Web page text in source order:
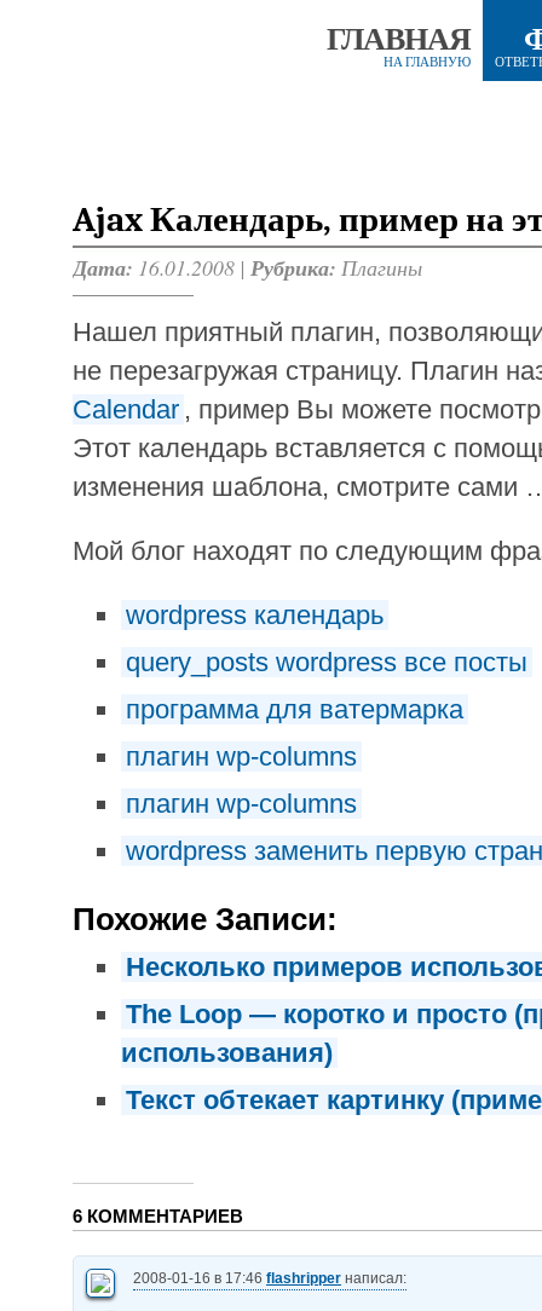
ГЛАВНАЯ
НА ГЛАВНУЮ
Ajax Календарь, пример на
Дата: 16.01.2008 | Рубрика: Плагины
Нашел приятный плагин,
не перезагружая страницу. Плагин
Calendar , пример Вы можете
Этот календарь вставляется с
изменения шаблона, смотрите сами
Мой блог находят по следующим
wordpress календарь
query_posts wordpress все посты
программа для ватермарка
плагин wp-columns
плагин wp-columns
wordpress заменить первую
Похожие Записи:
Несколько примеров
The Loop — коротко и просто
использования)
Текст обтекает картинку
6 КОММЕНТАРИЕВ
2008-01-16 в 17:46 flashripper написал: